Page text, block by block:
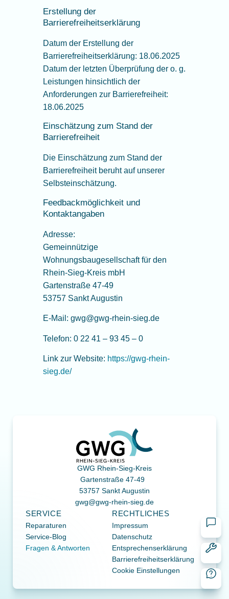
Erstellung der
Barrierefreiheitserklärung
Datum der Erstellung der
Barrierefreiheitserklärung: 18.06.2025
Datum der letzten Überprüfung der o. g.
Leistungen hinsichtlich der
Anforderungen zur Barrierefreiheit:
18.06.2025
Einschätzung zum Stand der
Barrierefreiheit
Die Einschätzung zum Stand der
Barrierefreiheit beruht auf unserer
Selbsteinschätzung.
Feedbackmöglichkeit und
Kontaktangaben
Adresse:
Gemeinnützige
Wohnungsbaugesellschaft für den
Rhein-Sieg-Kreis mbH
Gartenstraße 47-49
53757 Sankt Augustin
E-Mail: gwg@gwg-rhein-sieg.de
Telefon: 0 22 41 – 93 45 – 0
Link zur Website: https://gwg-rhein-
sieg.de/
GWG Rhein-Sieg-Kreis
Gartenstraße 47-49
53757 Sankt Augustin
gwg@gwg-rhein-sieg.de
SERVICE
Reparaturen
Service-Blog
Fragen & Antworten
RECHTLICHES
Impressum
Datenschutz
Entsprechenserklärung
Barrierefreiheitserklärung
Cookie Einstellungen
FAQ